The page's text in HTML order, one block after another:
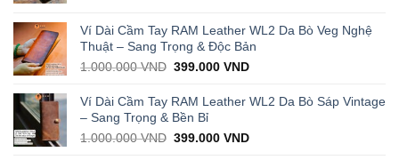
was:
1.000.000 VND.
is:
429.000 VND.
Ví Dài Cầm Tay RAM Leather WL2 Da Bò Veg Nghệ
Thuật – Sang Trọng & Độc Bản
1.000.000VND Original
was:
1.000.000 VND.
399.000VNDCurrent
is:
Ví Dài Cầm Tay RAM Leather WL2 Da Bò Sáp Vintage
– Sang Trọng & Bền Bỉ
1.000.000VND Original
399.000VNDCurrent